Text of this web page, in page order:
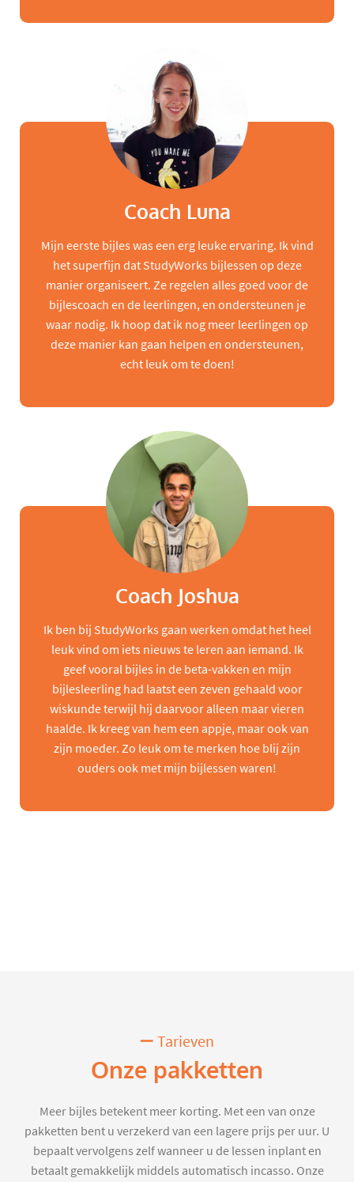
Coach Luna
Mijn eerste bijles was een erg leuke ervaring. Ik vind
het superfijn dat StudyWorks bijlessen op deze
manier organiseert. Ze regelen alles goed voor de
bijlescoach en de leerlingen, en ondersteunen je
waar nodig. Ik hoop dat ik nog meer leerlingen op
deze manier kan gaan helpen en ondersteunen,
echt leuk om te doen!
Coach Joshua
Ik ben bij StudyWorks gaan werken omdat het heel
leuk vind om iets nieuws te leren aan iemand. Ik
geef vooral bijles in de beta-vakken en mijn
bijlesleerling had laatst een zeven gehaald voor
wiskunde terwijl hij daarvoor alleen maar vieren
haalde. Ik kreeg van hem een appje, maar ook van
zijn moeder. Zo leuk om te merken hoe blij zijn
ouders ook met mijn bijlessen waren!
Tarieven
Onze pakketten
Meer bijles betekent meer korting. Met een van onze
pakketten bent u verzekerd van een lagere prijs per uur. U
bepaalt vervolgens zelf wanneer u de lessen inplant en
betaalt gemakkelijk middels automatisch incasso. Onze